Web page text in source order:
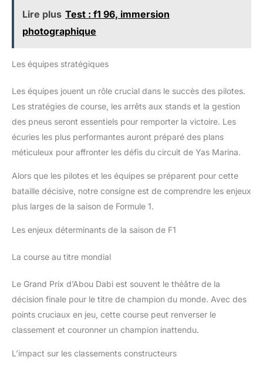
Lire plus Test : f1 96, immersion
photographique
Les équipes stratégiques
Les équipes jouent un rôle crucial dans le succès des pilotes.
Les stratégies de course, les arrêts aux stands et la gestion
des pneus seront essentiels pour remporter la victoire. Les
écuries les plus performantes auront préparé des plans
méticuleux pour affronter les défis du circuit de Yas Marina.
Alors que les pilotes et les équipes se préparent pour cette
bataille décisive, notre consigne est de comprendre les enjeux
plus larges de la saison de Formule 1.
Les enjeux déterminants de la saison de F1
La course au titre mondial
Le Grand Prix d’Abou Dabi est souvent le théâtre de la
décision finale pour le titre de champion du monde. Avec des
points cruciaux en jeu, cette course peut renverser le
classement et couronner un champion inattendu.
L’impact sur les classements constructeurs